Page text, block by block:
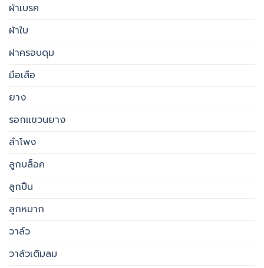
ผ้าเบรค
ผ้าใบ
ฝาครอบดุม
มือเสือ
ยาง
รอกแขวนยาง
ลำโพง
ลูกบล็อค
ลูกปืน
ลูกหมาก
วาล์ว
วาล์วเติมลม